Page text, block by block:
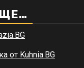
от Kuhnia.BG